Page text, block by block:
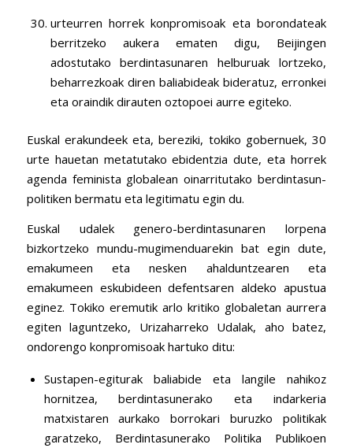
urteurren horrek konpromisoak eta borondateak
berritzeko aukera ematen digu, Beijingen
adostutako berdintasunaren helburuak lortzeko,
beharrezkoak diren baliabideak bideratuz, erronkei
eta oraindik dirauten oztopoei aurre egiteko.
Euskal erakundeek eta, bereziki, tokiko gobernuek, 30
urte hauetan metatutako ebidentzia dute, eta horrek
agenda feminista globalean oinarritutako berdintasun-
politiken bermatu eta legitimatu egin du.
Euskal udalek genero-berdintasunaren lorpena
bizkortzeko mundu-mugimenduarekin bat egin dute,
emakumeen eta nesken ahalduntzearen eta
emakumeen eskubideen defentsaren aldeko apustua
eginez. Tokiko eremutik arlo kritiko globaletan aurrera
egiten laguntzeko, Urizaharreko Udalak, aho batez,
ondorengo konpromisoak hartuko ditu:
Sustapen-egiturak baliabide eta langile nahikoz
hornitzea, berdintasunerako eta indarkeria
matxistaren aurkako borrokari buruzko politikak
garatzeko, Berdintasunerako Politika Publikoen